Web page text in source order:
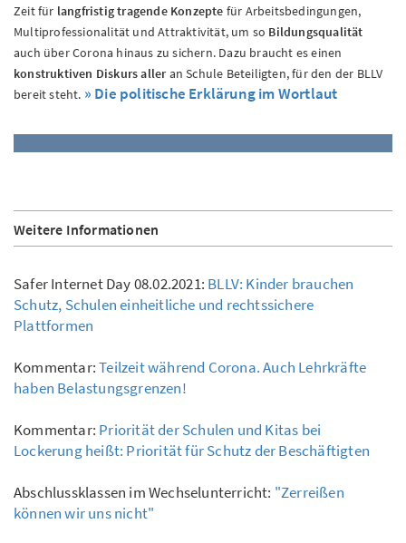
Zeit für langfristig tragende Konzepte für Arbeitsbedingungen,
Multiprofessionalität und Attraktivität, um so Bildungsqualität
auch über Corona hinaus zu sichern. Dazu braucht es einen
konstruktiven Diskurs alleran Schule Beteiligten, für den der BLLV
bereit steht. » Die politische Erklärung im Wortlaut
Weitere Informationen
Safer Internet Day 08.02.2021: BLLV: Kinder brauchen
Schutz, Schulen einheitliche und rechtssichere
Plattformen
Kommentar:Teilzeit während Corona. Auch Lehrkräfte
haben Belastungsgrenzen!
Kommentar: Priorität der Schulen und Kitas bei
Lockerung heißt: Priorität für Schutz der Beschäftigten
Abschlussklassen im Wechselunterricht: "Zerreißen
können wir uns nicht"